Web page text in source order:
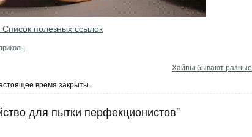
Список полезных ссылок
Хайпы бывают разные
время закрыты..
для пытки перфекционистов”